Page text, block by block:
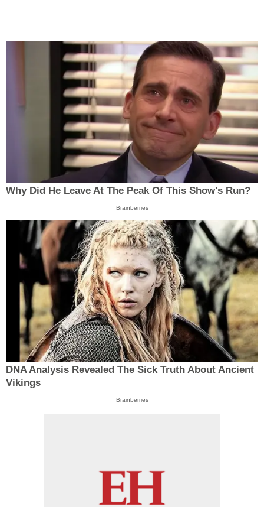
Why Did He Leave At The Peak Of This Show's Run?
Brainberries
DNA Analysis Revealed The Sick Truth About Ancient
Vikings
Brainberries